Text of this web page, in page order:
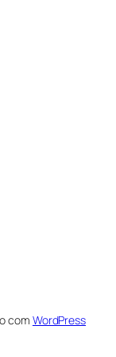
com WordPress